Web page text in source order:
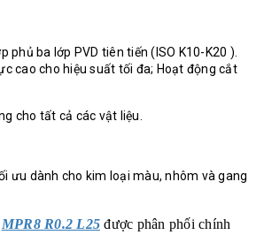
phủ ba lớp PVD tiên tiến (ISO K10-K20 ).
cao cho hiệu suất tối đa; Hoạt động cắt
cho tất cả các vật liệu.
ưu dành cho kim loại màu, nhôm và gang
MPR8 R0.2 L25 được phân phối chính